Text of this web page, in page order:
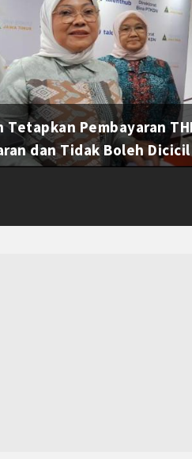
Pembayaran
dan Tidak Boleh Dicicil